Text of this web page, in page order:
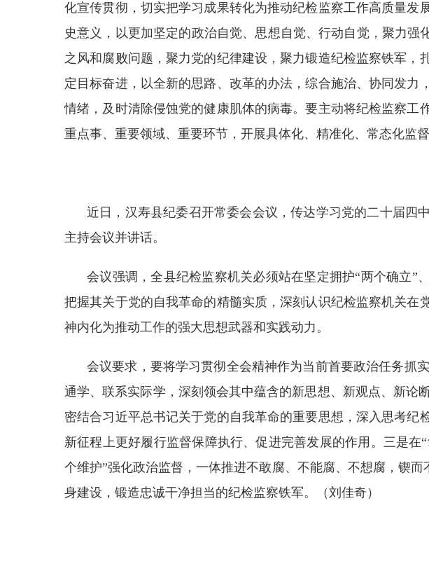
化宣传贯彻，切实把学习成果转化为推动纪检监察工作高质量
史意义，以更加坚定的政治自觉、思想自觉、行动自觉，聚力
之风和腐败问题，聚力党的纪律建设，聚力锻造纪检监察铁军
定目标奋进，以全新的思路、改革的办法，综合施治、协同发
情绪，及时清除侵蚀党的健康肌体的病毒。要主动将纪检监察
重点事、重要领域、重要环节，开展具体化、精准化、常态化监
近日，汉寿县纪委召开常委会会议，传达学习党的二十届四
主持会议并讲话。
会议强调，全县纪检监察机关必须站在坚定拥护“两个确立”
把握其关于党的自我革命的精髓实质，深刻认识纪检监察机关
神内化为推动工作的强大思想武器和实践动力。
会议要求，要将学习贯彻全会精神作为当前首要政治任务抓
通学、联系实际学，深刻领会其中蕴含的新思想、新观点、新论
密结合习近平总书记关于党的自我革命的重要思想，深入思考
新征程上更好履行监督保障执行、促进完善发展的作用。三是
个维护”强化政治监督，一体推进不敢腐、不能腐、不想腐，锲
身建设，锻造忠诚干净担当的纪检监察铁军。（刘佳奇）